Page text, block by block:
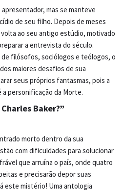
mas se manteve
de seu filho. Depois de meses
ao seu antigo estúdio, motivado
a entrevista do século.
filósofos, sociólogos e teólogos, o
maiores desafios de sua
seus próprios fantasmas, pois a
personificação da Morte.
Baker?”
morto dentro da sua
com dificuldades para solucionar
que arruína o país, onde quatro
e precisarão depor suas
este mistério! Uma antologia